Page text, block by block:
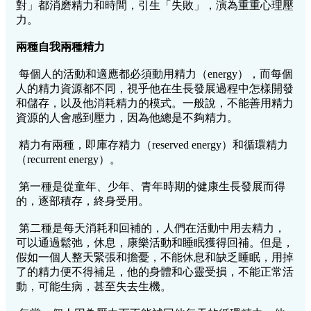
對」都消磨精力和時間，引生「失敗」，演為重重心理壓
力。
兩種自我兩種精力
每個人的活動和適應都必須動用精力（energy），而每個
人的精力資源都不同，視乎他在生長發展過程中怎樣開發
和儲存，以及他消耗精力的模式。一般說，不能善用精力
資源的人會感到壓力，因為他總是不夠精力。
精力有兩種，即庫存精力（reserved energy）和循環精力
（recurrent energy）。
第一種是從童年、少年、青年時期的健康生長發展而得
的，逐部積存，終身受用。
第二種是每天消耗和回補的，人們在活動中用去精力，
可以通過鬆弛，休息，康樂活動和睡眠獲得回補。但是，
假如一個人整天緊張和擔憂，不能休息和缺乏睡眠，用掉
了的精力便不得補足，他的身體和心靈受損，不能正常活
動，可能生病，甚至失去生機。